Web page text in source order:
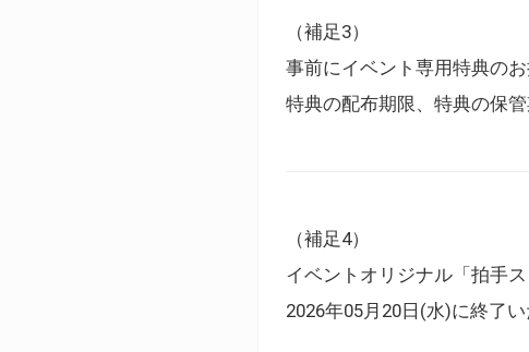
（補足3）
事前にイベント専用特典の
特典の配布期限、特典の保
（補足4）
イベントオリジナル「拍手
2026年05月20日(水)に終了い